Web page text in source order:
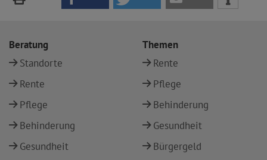
Beratung
Standorte
Rente
Pflege
Behinderung
Gesundheit
Themen
Rente
Pflege
Behinderung
Gesundheit
Bürgergeld